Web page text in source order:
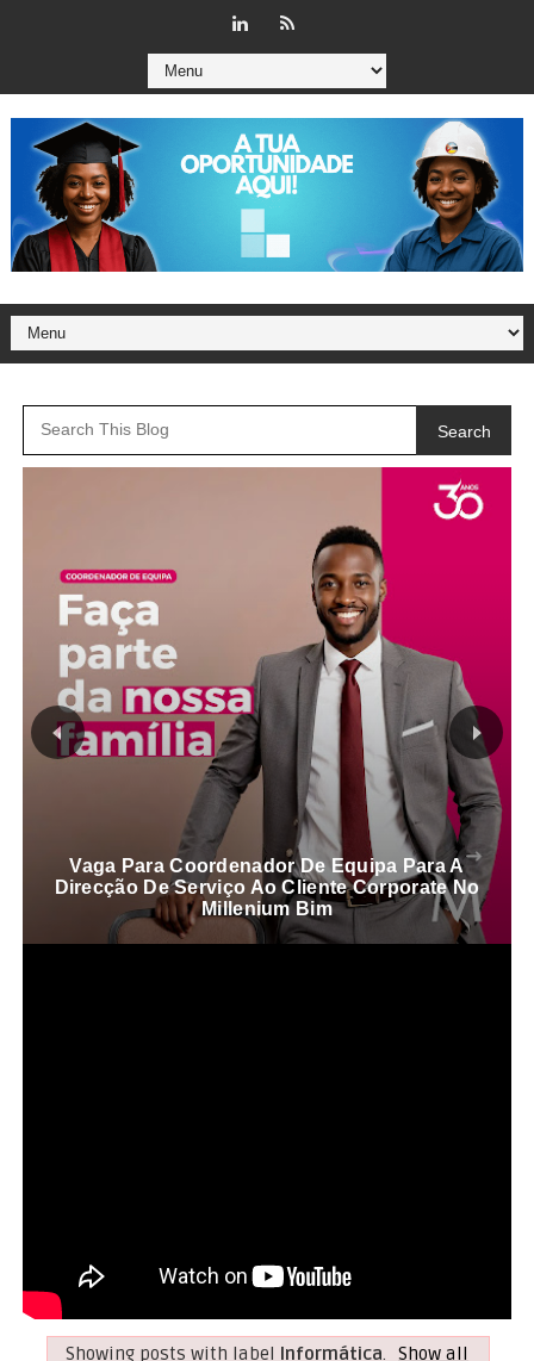
Search
Vaga Para Coordenador De Equipa Para A
Direcção De Serviço Ao Cliente Corporate No
Millenium Bim
Showing posts with label Informática. Show all